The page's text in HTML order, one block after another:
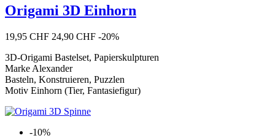
Origami 3D Einhorn
19,95 CHF 24,90 CHF -20%
3D-Origami Bastelset, Papierskulpturen
Marke Alexander
Basteln, Konstruieren, Puzzlen
Motiv Einhorn (Tier, Fantasiefigur)
-10%